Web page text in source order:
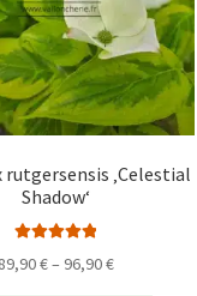
der
gewählt
werden
rutgersensis ‚Celestial
Shadow‘
5.00
von 5
89,90€– 96,90€Preisspanne: